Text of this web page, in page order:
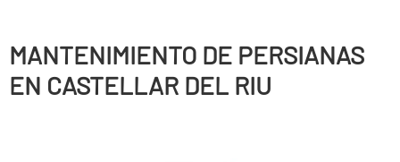
MANTENIMIENTO DE PERSIANAS
EN CASTELLAR DEL RIU